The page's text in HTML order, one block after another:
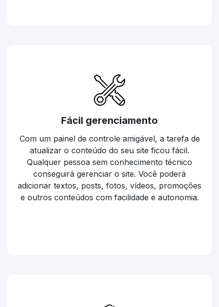
Fácil gerenciamento
Com um painel de controle amigável, a tarefa de
atualizar o conteúdo do seu site ficou fácil.
Qualquer pessoa sem conhecimento técnico
conseguirá gerenciar o site. Você poderá
adicionar textos, posts, fotos, vídeos, promoções
e outros conteúdos com facilidade e autonomia.